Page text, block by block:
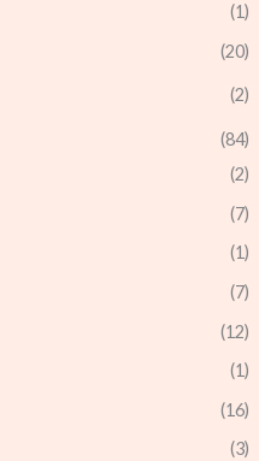
(1)
(20)
(2)
(84)
(2)
(7)
(1)
(7)
(12)
(1)
(16)
(3)